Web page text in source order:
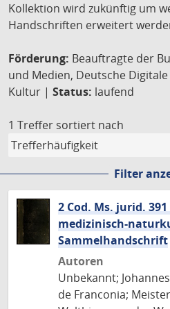
Kollektion wird zukünftig um
Handschriften erweitert
Förderung: Beauftragte der
und Medien, Deutsche
Kultur | Status: laufend
1 Treffer sortiert nach
Filter
2 Cod. Ms. jurid.
medizinisch-
Sammelhandschrift
Autoren
Unbekannt;
de Franconia;